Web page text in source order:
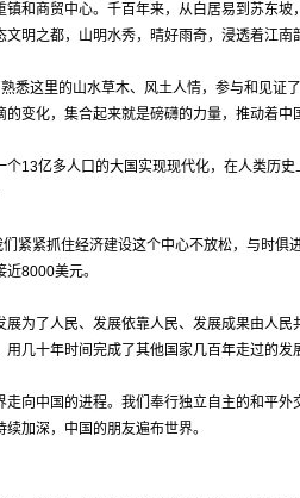
商贸中心。千百年来，从白居易到苏东坡
明之都，山明水秀，晴好雨奇，浸透着江南
这里的山水草木、风土人情，参与和见证
变化，集合起来就是磅礴的力量，推动着
亿多人口的大国实现现代化，在人类历史
紧抓住经济建设这个中心不放松，与时俱进
8000美元。
了人民、发展依靠人民、发展成果由人民
用几十年时间完成了其他国家几百年走过的发
中国的进程。我们奉行独立自主的和平外
加深，中国的朋友遍布世界。